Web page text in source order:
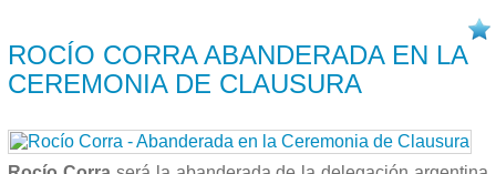
ROCÍO CORRA ABANDERADA EN LA
CEREMONIA DE CLAUSURA